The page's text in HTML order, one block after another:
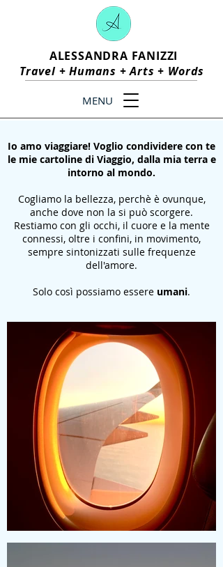
MENU
ALESSANDRA FANIZZI
Travel +Humans +Arts + Words
Io amo viaggiare! Voglio condividere con te
le mie cartoline di Viaggio, dalla mia terra e
intorno al mondo.
Cogliamo la bellezza, perchè è ovunque,
anche dove non la si può scorgere.
Restiamo con gli occhi, il cuore e la mente
connessi, oltre i confini, in movimento,
sempre sintonizzati sulle frequenze
dell'amore.
Solo così possiamo essere umani.